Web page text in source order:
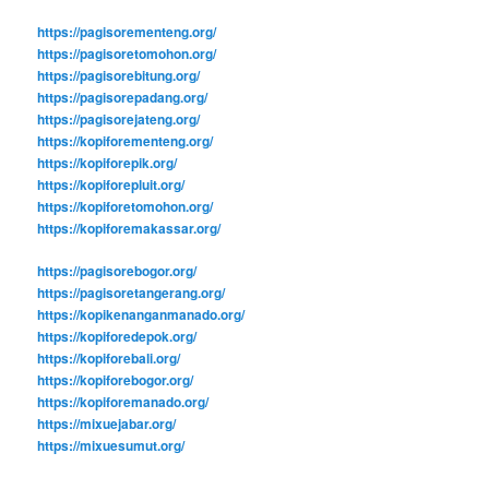
https://pagisorementeng.org/
https://pagisoretomohon.org/
https://pagisorebitung.org/
https://pagisorepadang.org/
https://pagisorejateng.org/
https://kopiforementeng.org/
https://kopiforepik.org/
https://kopiforepluit.org/
https://kopiforetomohon.org/
https://kopiforemakassar.org/
https://pagisorebogor.org/
https://pagisoretangerang.org/
https://kopikenanganmanado.org/
https://kopiforedepok.org/
https://kopiforebali.org/
https://kopiforebogor.org/
https://kopiforemanado.org/
https://mixuejabar.org/
https://mixuesumut.org/